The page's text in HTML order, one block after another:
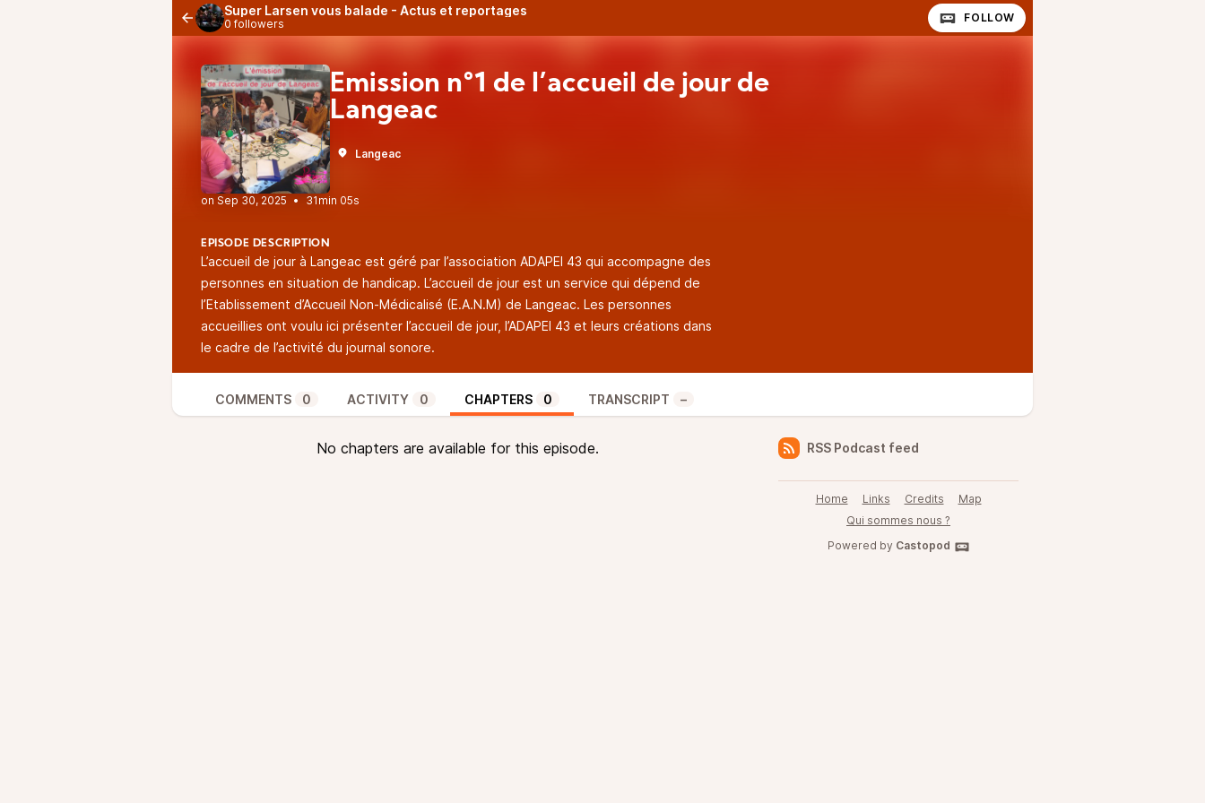
Super Larsen vous balade - Actus et reportages
0 followers FOLLOW
Emission n°1 de l’accueil de jour de
Langeac
Langeac
• 31min 05s
EPISODE DESCRIPTION
L’accueil de jour à Langeac est géré par l’association ADAPEI 43 qui accompagne des
personnes en situation de handicap. L’accueil de jour est un service qui dépend de
l’Etablissement d’Accueil Non-Médicalisé (E.A.N.M) de Langeac. Les personnes
accueillies ont voulu ici présenter l’accueil de jour, l’ADAPEI 43 et leurs créations dans
le cadre de l’activité du journal sonore.
COMMENTS 0 ACTIVITY 0 CHAPTERS 0 TRANSCRIPT –
No chapters are available for this episode. RSS Podcast feed
Home Links Credits
Map
Qui sommes nous ?
Powered by Castopod